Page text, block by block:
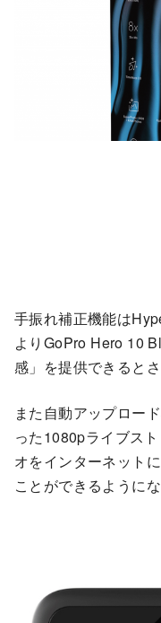
手振れ補正機能は
よりGoPro Hero 10
感」を提供できるとさ
また自動アップロー
った1080pライブス
オをインターネット
ことができるようにな